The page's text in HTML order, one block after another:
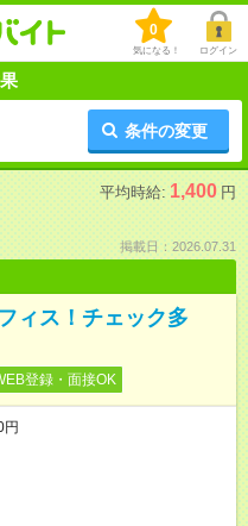
0
気になる！ ログイン
条件の変更
平均時給: 1,400 円
掲載日：2026.07.31
ィス！チェック多
登録・面接OK